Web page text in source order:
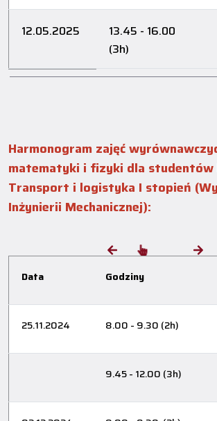
12.05.2025
13.45 - 16.00
(3h)
Harmonogram zajęć
matematyki i fizyki dla studentów
Transport i logistyka I stopień
Inżynierii Mechanicznej):
Data Godziny
25.11.2024 8.00 - 9.30 (2h)
9.45 - 12.00 (3h)